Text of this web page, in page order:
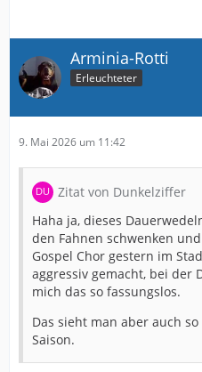
Wird noch schräg von
angesehen, weil man nach
wagt zu pfeifen.
Hause wirst auch noch
Sorry aber es kotzt mich
an.
Man steht bis zum Hals in
noch.
Mit dieser Schönrederei
nächsten Sonntag freien
Und wenn es dann wieder
ist mir das so was von egal!
Arminia-Rotti
Erleuchteter
9. Mai 2026 um 11:42
Zitat von Dunkelziffer
Haha ja, dieses
den Fahnen schwenken
Gospel Chor gestern im
aggressiv gemacht, bei der
mich das so fassungslos.
Das sieht man aber auch
Saison.